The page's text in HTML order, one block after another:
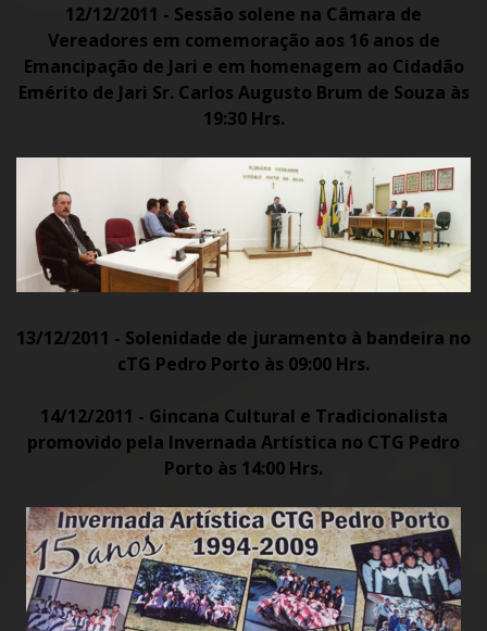
12/12/2011 - Sessão solene na Câmara de
Vereadores em comemoração aos 16 anos de
Emancipação de Jari e em homenagem ao Cidadão
Emérito de Jari Sr. Carlos Augusto Brum de Souza às
19:30 Hrs.
13/12/2011 - Solenidade de juramento à bandeira no
cTG Pedro Porto às 09:00 Hrs.
14/12/2011 - Gincana Cultural e Tradicionalista
promovido pela Invernada Artística no CTG Pedro
Porto às 14:00 Hrs.